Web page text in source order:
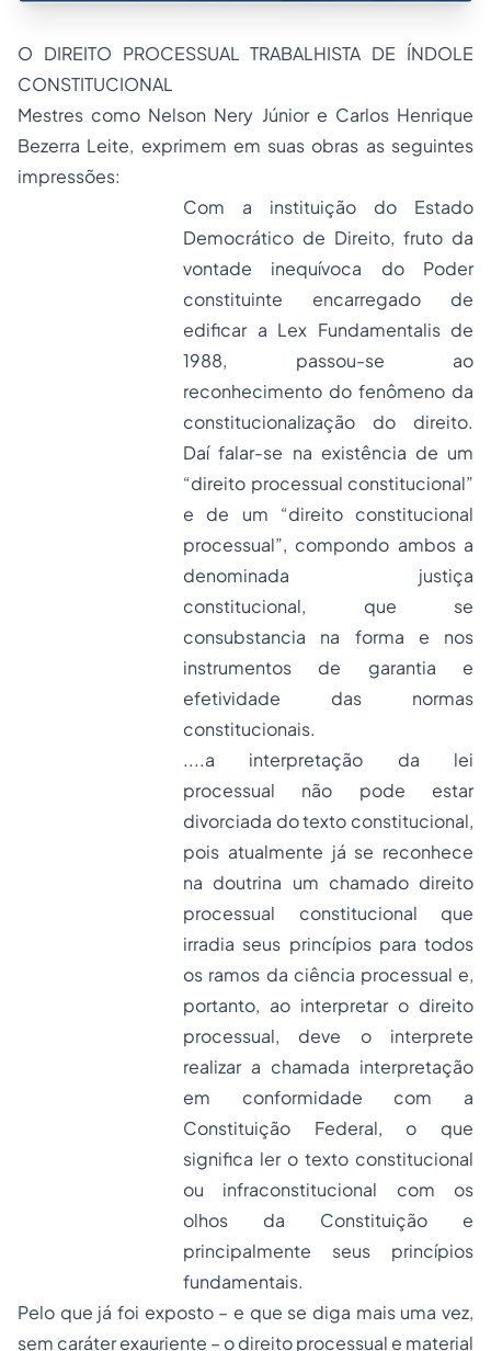
O DIREITO PROCESSUAL TRABALHISTA DE ÍNDOLE
CONSTITUCIONAL
Mestres como Nelson Nery Júnior e Carlos Henrique
Bezerra Leite, exprimem em suas obras as seguintes
impressões:
Com a instituição do Estado
Democrático de Direito, fruto da
vontade inequívoca do Poder
constituinte encarregado de
edificar a Lex Fundamentalis de
1988, passou-se ao
reconhecimento do fenômeno da
constitucionalização do direito.
Daí falar-se na existência de um
“direito processual constitucional”
e de um “direito constitucional
processual”, compondo ambos a
denominada justiça
constitucional, que se
consubstancia na forma e nos
instrumentos de garantia e
efetividade das normas
constitucionais.
....a interpretação da lei
processual não pode estar
divorciada do texto constitucional,
pois atualmente já se reconhece
na doutrina um chamado direito
processual constitucional que
irradia seus princípios para todos
os ramos da ciência processual e,
portanto, ao interpretar o direito
processual, deve o interprete
realizar a chamada interpretação
em conformidade com a
Constituição Federal, o que
significa ler o texto constitucional
ou infraconstitucional com os
olhos da Constituição e
principalmente seus princípios
fundamentais.
Pelo que já foi exposto – e que se diga mais uma vez,
sem caráter exauriente – o direito processual e material